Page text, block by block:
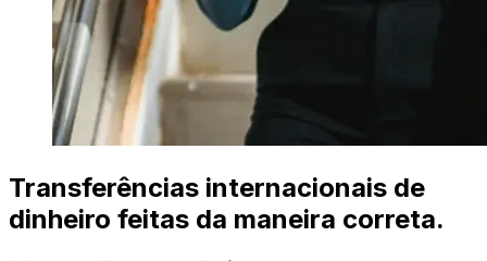
Transferências internacionais de
dinheiro feitas da maneira correta.